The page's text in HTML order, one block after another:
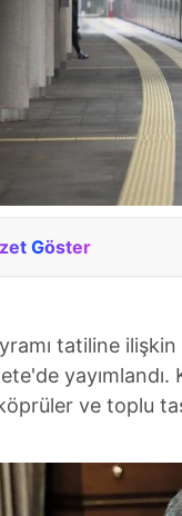
Göster
tatiline
ve toplu